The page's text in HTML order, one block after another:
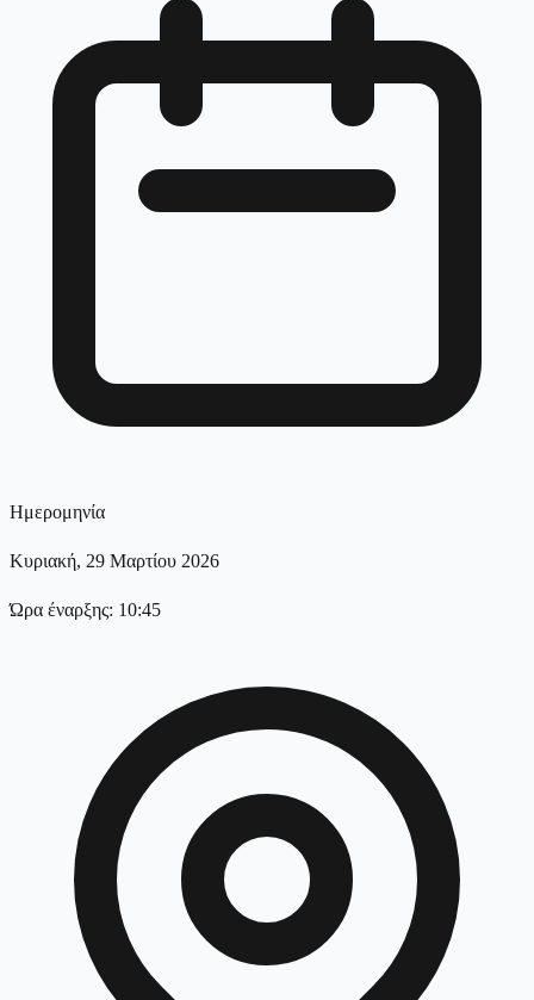
Ημερομηνία
Κυριακή, 29 Μαρτίου 2026
Ώρα έναρξης: 10:45